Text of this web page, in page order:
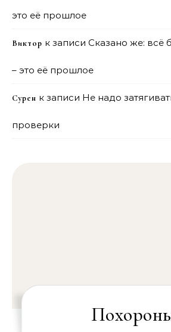
это её прошлое
Виктор к записи Сказано же: всё
– это её прошлое
Сурен к записи Не надо
проверки